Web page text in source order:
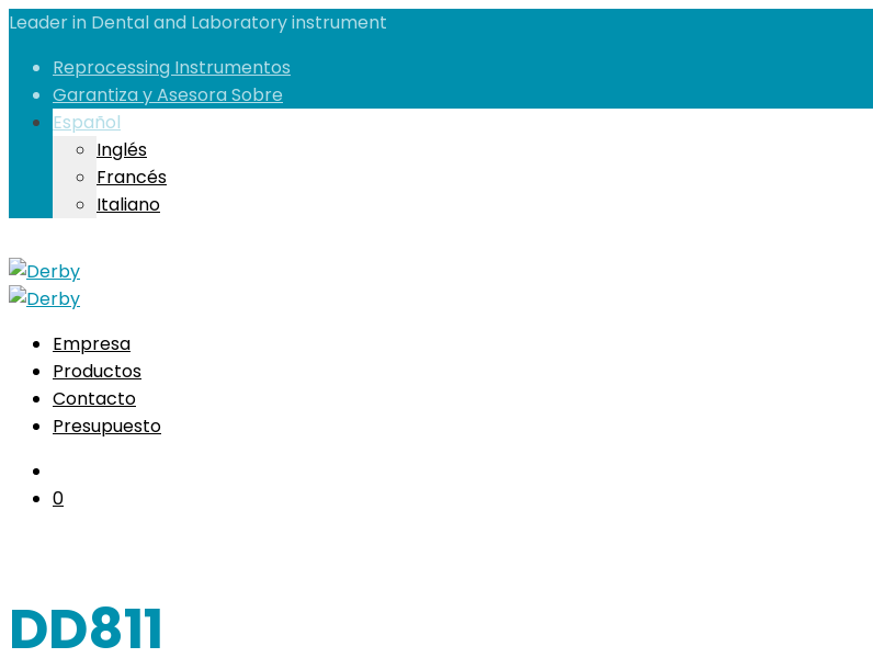
Leader in Dental and Laboratory instrument
Reprocessing Instrumentos
Garantiza y Asesora Sobre
Español
Inglés
Francés
Italiano
Empresa
Productos
Contacto
Presupuesto
0
DD811